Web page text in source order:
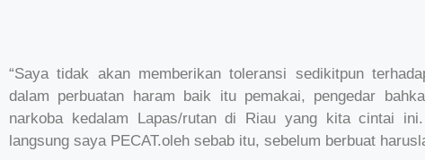
“Saya tidak akan memberikan toleransi sedikitpun
dalam perbuatan haram baik itu pemakai, pengedar
narkoba kedalam Lapas/rutan di Riau yang kita cintai
langsung saya PECAT.oleh sebab itu, sebelum berbuat